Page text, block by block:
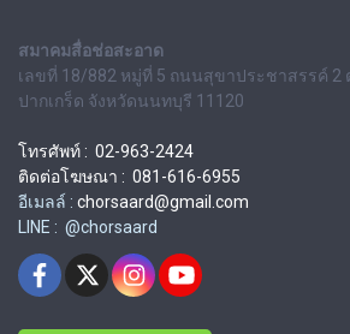
สมาคมสื่อช่อสะอาด
เลขที่ 18/882 หมู่ที่ 5 ถนนสุขาประชาสรรค์ 2
ปากเกร็ด จังหวัดนนทบุรี 11120
โทรศัพท์ : 02-963-2424
ติดต่อโฆษณา : 081-616-6955
อีเมลล์ : chorsaard@gmail.com
LINE : @chorsaard